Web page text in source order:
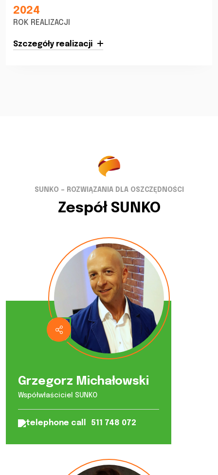
2024
ROK REALIZACJI
Szczegóły realizacji
ROK REALIZACJI
2024
ROK REALIZACJI
Szczegóły realizacji
ROK REALIZACJI
SUNKO – ROZWIĄZANIA DLA OSZCZĘDNOŚCI
Zespół SUNKO
Grzegorz Michałowski
Współwłaściciel SUNKO
511 748 072